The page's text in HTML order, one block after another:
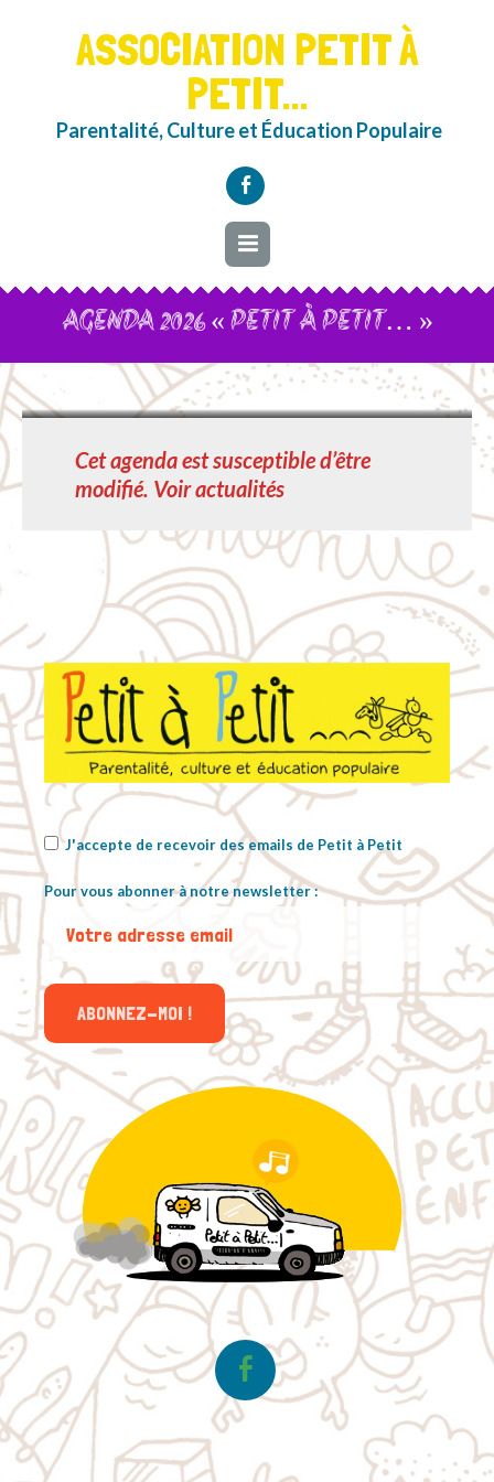
ASSOCIATION PETIT À
PETIT...
Parentalité, Culture et Éducation Populaire
AGENDA 2026 « PETIT À PETIT… »
Calendrier à jour avec les nouvelles actions 2025…. à bientôt
Cet agenda est susceptible d’être
modifié. Voir actualités
J'accepte de recevoir des emails de Petit à Petit
Pour vous abonner à notre newsletter :